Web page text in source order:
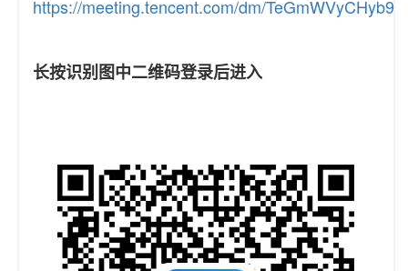
https://meeting.tencent.com/dm/TeGmWVyCHyb9
长按识别图中二维码登录后进入